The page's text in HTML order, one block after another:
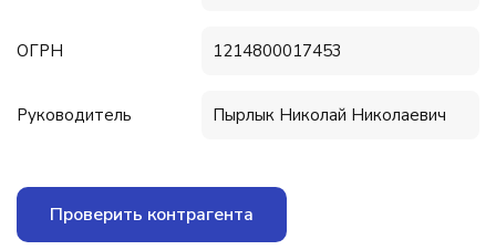
ОГРН 1214800017453
Руководитель Пырлык Николай Николаевич
Проверить контрагента